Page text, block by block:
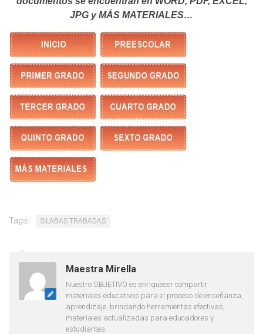
JPG y MÁS MATERIALES…
Tags: SILABAS TRABADAS
Maestra Mirella
Nuestro OBJETIVO es enriquecer compartir
materiales educativos para el proceso de enseñanza,
aprendizaje, brindando herramientas efectivas,
materiales actualizadas para educadores y
estudiantes.